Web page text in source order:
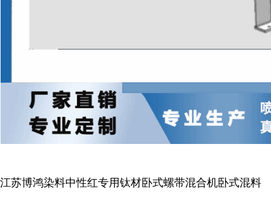
江苏博鸿染料中性红专用钛材卧式螺带混合机卧式混料